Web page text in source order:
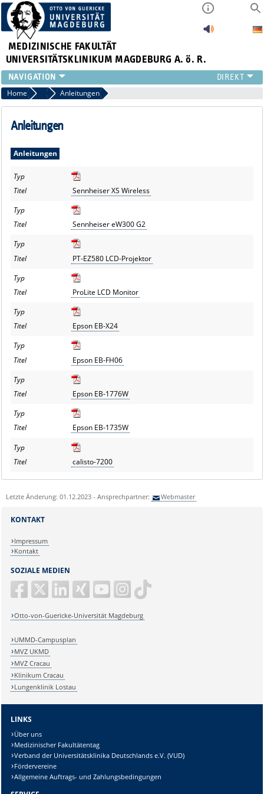
MEDIZINISCHE FAKULTÄT
UNIVERSITÄTSKLINIKUM MAGDEBURG A. ö. R.
INSTITUTE
KLINIKEN
ZENTRALE EINRICHTUNGEN
PRESSE
INTERNATIONAL
INTRANET
Home Service & Download der Medientechnik
Anleitungen
Anleitungen
Anleitungen
Sennheiser XS Wireless
Sennheiser eW300 G2
PT-EZ580 LCD-Projektor
ProLite LCD Monitor
Epson EB-X24
Epson EB-FH06
Epson EB-1776W
Epson EB-1735W
calisto-7200
Letzte Änderung: 01.12.2023 - Ansprechpartner: Webmaster
SOZIALE MEDIEN
Otto-von-Guericke-Universität Magdeburg
KONTAKT
Impressum
Kontakt
UMMD-Campusplan
MVZ UKMD
MVZ Cracau
Klinikum Cracau
Lungenklinik Lostau
LINKS
Über uns
Medizinischer Fakultätentag
Verband der Universitätsklinika Deutschlands e.V. (VUD)
Fördervereine
Allgemeine Auftrags- und Zahlungsbedingungen